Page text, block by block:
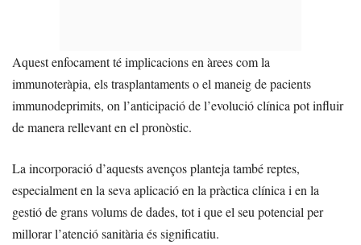
Aquest enfocament té implicacions en àrees com la
immunoteràpia, els trasplantaments o el maneig de pacients
immunodeprimits, on l’anticipació de l’evolució clínica pot influir
de manera rellevant en el pronòstic.
La incorporació d’aquests avenços planteja també reptes,
especialment en la seva aplicació en la pràctica clínica i en la
gestió de grans volums de dades, tot i que el seu potencial per
millorar l’atenció sanitària és significatiu.